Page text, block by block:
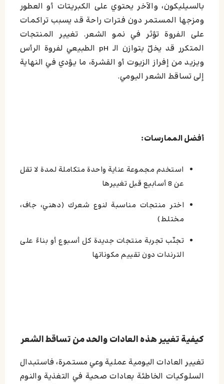
بالسيليكون، والآخر يحتوي على الكبريتات أو العطور
ومزجها المستمر دون فترات راحة قد يسبب تراكمات
على الفروة تؤثر في نمو الشعر. تغيير المنتجات
المتكرر قد يخلّ بتوازن الـ pH الطبيعي لفروة الرأس
ويزيد من إفراز الزيوت أو القشرة، ما يؤدي في النهاية
إلى تساقط الشعر اليومي.
أفضل الممارسات:
استخدم مجموعة عناية واحدة متكاملة لمدة لا تقل
عن 8 أسابيع قبل تغييرها
اختر منتجات مناسبة لنوع شعرك (دهني، جاف،
مختلط)
تجنّب تجربة منتجات جديدة كل أسبوع أو بناءً على
الترندات دون تقييم مكوناتها
كيفية تغيير هذه العادات والحد من تساقط الشعر
تغيير العادات اليومية عملية وعي مستمرة، فاستبدال
السلوكيات الخاطئة بعادات صحية في التغذية والنوم